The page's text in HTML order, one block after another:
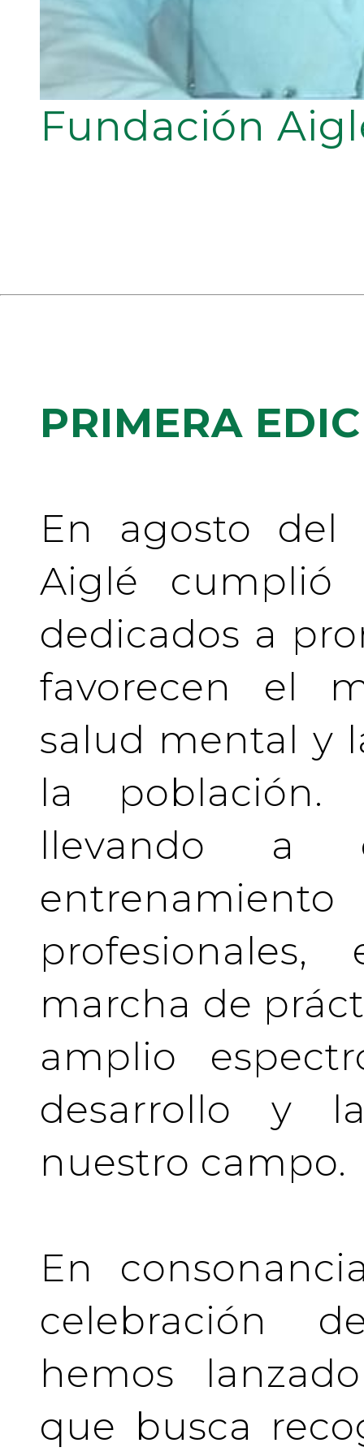
Fundación
PRIMERA
En agosto del
Aiglé
dedicados a
favorecen el
salud mental y
la población.
llevando a
marcha de
amplio
desarrollo y
nuestro campo.
En
celebración
hemos
que busca